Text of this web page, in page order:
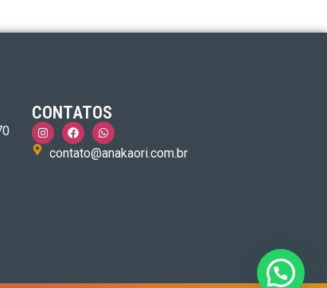
CONTATOS
contato@anakaori.com.br